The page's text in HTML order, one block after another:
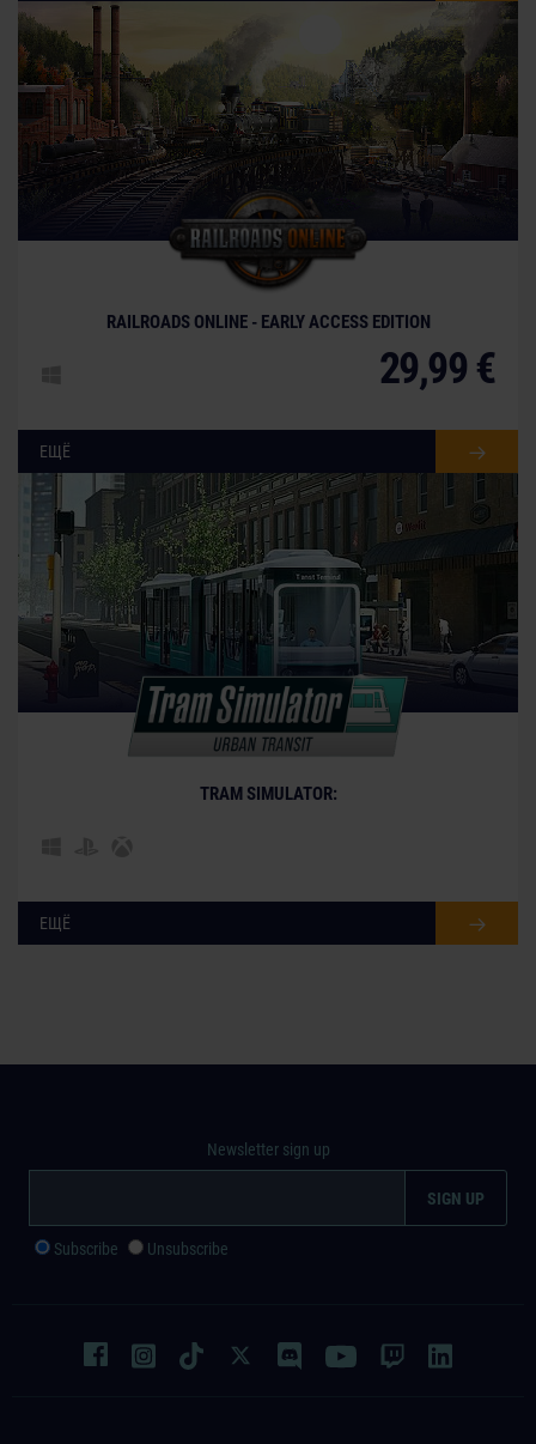
RAILROADS ONLINE - EARLY ACCESS EDITION
29,99 €
ЕЩЁ
© [Translate to Russian:]
TRAM SIMULATOR:
ЕЩЁ
Newsletter sign up
Subscribe Unsubscribe